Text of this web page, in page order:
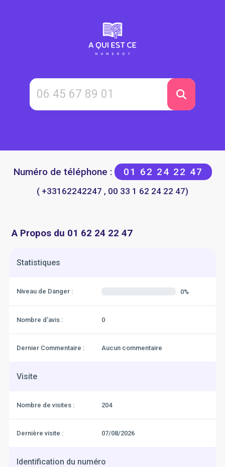
Numéro de téléphone : 01 62 24 22 47
( +33162242247 , 00 33 1 62 24 22 47)
A Propos du 01 62 24 22 47
Statistiques
Niveau de Danger : 0%
Nombre d'avis : 0
Dernier Commentaire : Aucun commentaire
Visite
Nombre de visites : 204
Dernière visite : 07/08/2026
Identification du numéro